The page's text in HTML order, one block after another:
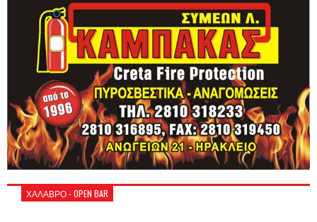
ΧΑΛΑΒΡΟ - OPEN BAR